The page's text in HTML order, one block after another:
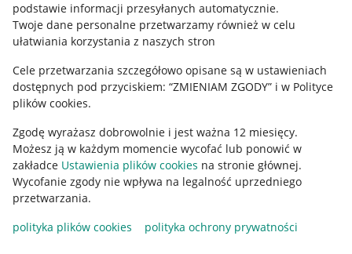
podstawie informacji przesyłanych automatycznie.
Twoje dane personalne przetwarzamy również w celu
ułatwiania korzystania z naszych stron
Cele przetwarzania szczegółowo opisane są w ustawieniach
dostępnych pod przyciskiem: “ZMIENIAM ZGODY” i w Polityce
plików cookies.
Zgodę wyrażasz dobrowolnie i jest ważna 12 miesięcy.
Możesz ją w każdym momencie wycofać lub ponowić w
zakładce Ustawienia plików cookies na stronie głównej.
Wycofanie zgody nie wpływa na legalność uprzedniego
przetwarzania.
polityka plików cookies
polityka ochrony prywatności
Polityka plików "cookies"
Ustawienia plików "cookies"
Udostępnianie lokalizacji
Informacje dla Aktu o Usługach Cyfrowych
Pobierz aplikację